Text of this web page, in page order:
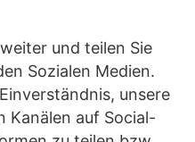
und teilen Sie
Sozialen Medien.
unsere
Kanälen auf Social-